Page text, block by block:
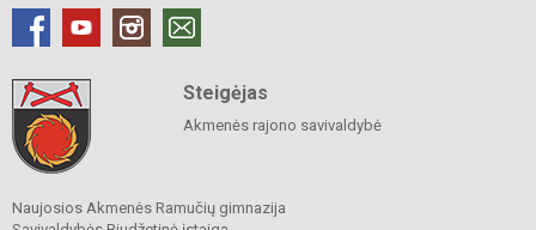
Steigėjas
Akmenės rajono savivaldybė
Naujosios Akmenės Ramučių gimnazija